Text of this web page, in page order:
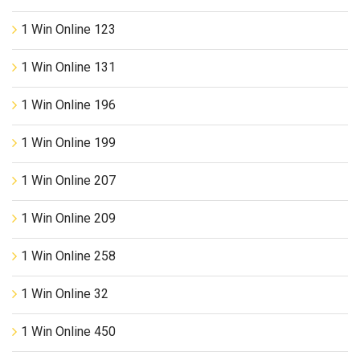
1 Win Online 123
1 Win Online 131
1 Win Online 196
1 Win Online 199
1 Win Online 207
1 Win Online 209
1 Win Online 258
1 Win Online 32
1 Win Online 450